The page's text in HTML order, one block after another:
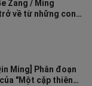
Zang / Ming
về từ những con
tập 11 Childbirth
Ming] Phân đoạn
"Một cặp thiên